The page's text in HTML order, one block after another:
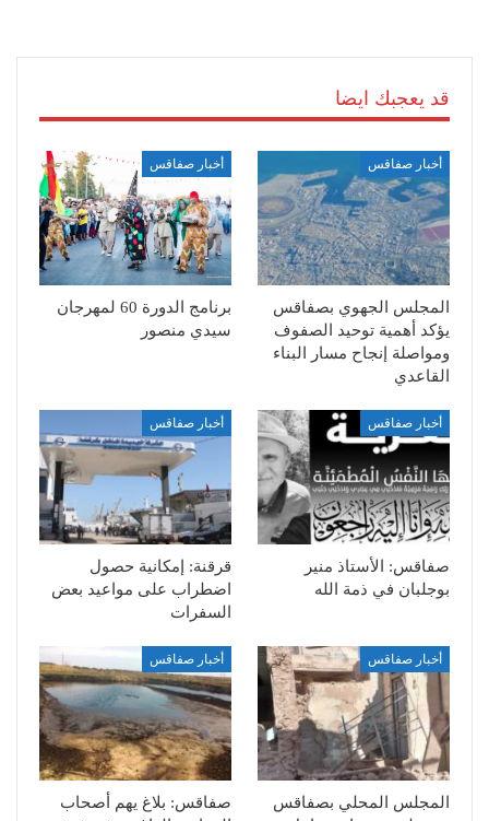
قد يعجبك ايضا
أخبار صفاقس
المجلس الجهوي بصفاقس
يؤكد أهمية توحيد الصفوف
ومواصلة إنجاح مسار البناء
القاعدي
أخبار صفاقس
برنامج الدورة 60 لمهرجان
سيدي منصور
أخبار صفاقس
صفاقس: الأستاذ منير
بوجلبان في ذمة الله
أخبار صفاقس
قرقنة: إمكانية حصول
اضطراب على مواعيد بعض
السفرات
أخبار صفاقس
المجلس المحلي بصفاقس
أخبار صفاقس
صفاقس: بلاغ يهم أصحاب